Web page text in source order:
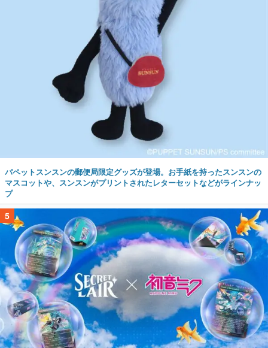
パペットスンスンの郵便局限定グッズが登場。お手紙を持ったスンスンの
マスコットや、スンスンがプリントされたレターセットなどがラインナッ
プ
5